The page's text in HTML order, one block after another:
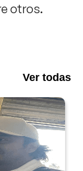
otros.
Ver todas